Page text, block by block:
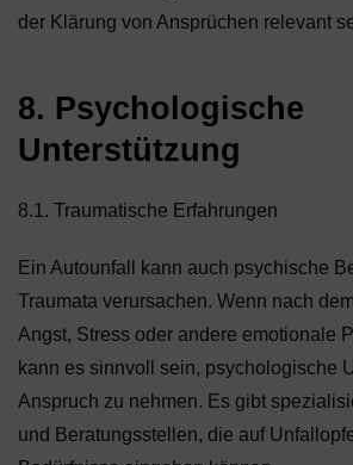
der Klärung von Ansprüchen relevant
8. Psychologische
Unterstützung
8.1. Traumatische Erfahrungen
Ein Autounfall kann auch psychische
Traumata verursachen. Wenn nach
Angst, Stress oder andere emotionale
kann es sinnvoll sein, psychologische
Anspruch zu nehmen. Es gibt
und Beratungsstellen, die auf